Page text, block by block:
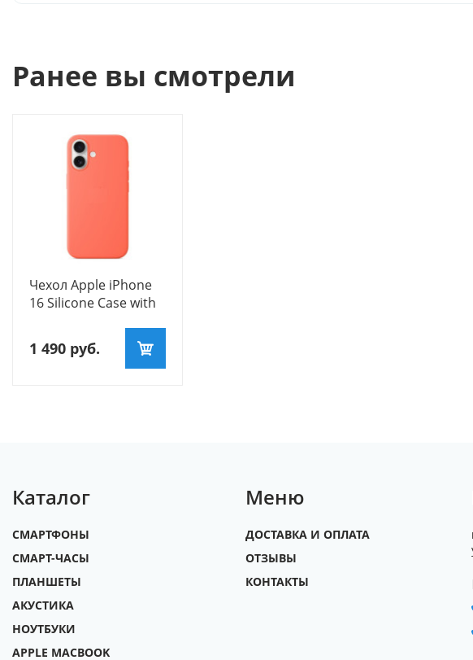
Ранее вы смотрели
Чехол Apple iPhone
16 Silicone Case with
1 490 руб.
Каталог
СМАРТФОНЫ
СМАРТ-ЧАСЫ
ПЛАНШЕТЫ
АКУСТИКА
НОУТБУКИ
APPLE MACBOOK
Меню
ДОСТАВКА И ОПЛАТА
ОТЗЫВЫ
КОНТАКТЫ